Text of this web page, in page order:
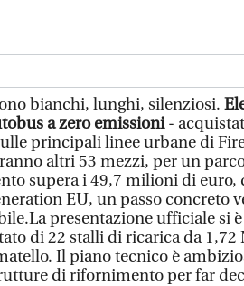
bianchi, lunghi, silenziosi.
a zero emissioni-
principali linee urbane di
altri 53 mezzi, per un
supera i 49,7 milioni di
EU, un passo concreto
presentazione ufficiale si
di 22 stalli di ricarica da
Il piano tecnico è
di rifornimento per far